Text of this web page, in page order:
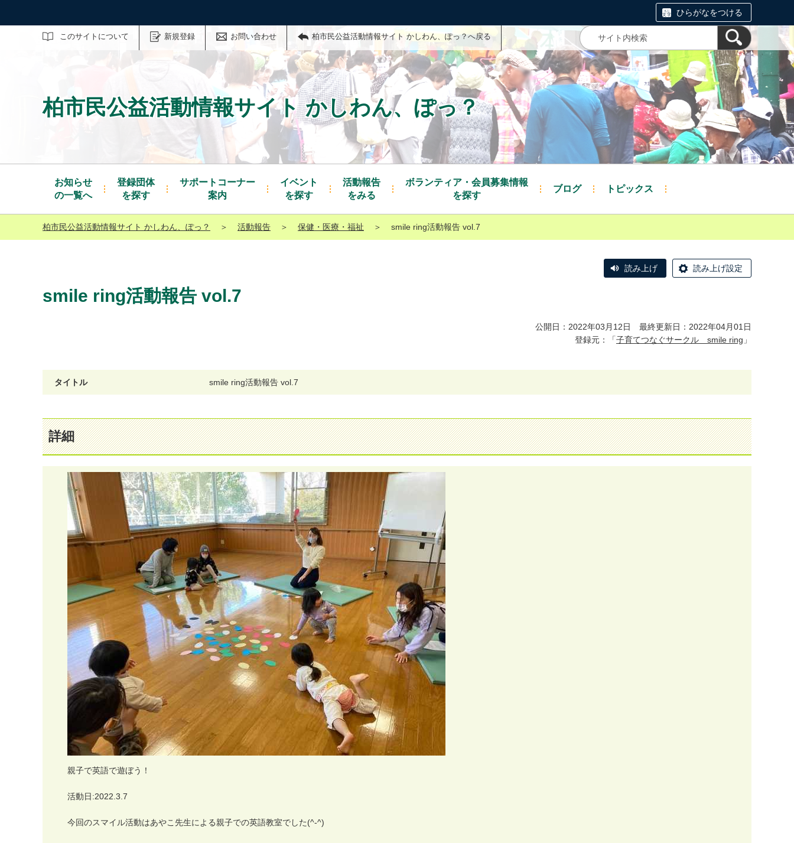
ひらがなをつける
このサイトについて 新規登録 お問い合わせ 柏市民公益活動情報サイト かしわん、ぽっ？へ戻る
サイト内検索
柏市民公益活動情報サイト かしわん、ぽっ？
お知らせ
の一覧へ
登録団体
を探す
サポートコーナー
案内
イベント
を探す
活動報告
をみる
ボランティア・会員募集情報
を探す
ブログ トピックス
柏市民公益活動情報サイト かしわん、ぽっ？ ＞ 活動報告 ＞ 保健・医療・福祉 ＞ smile ring活動報告 vol.7
読み上げ 読み上げ設定
smile ring活動報告 vol.7
公開日：2022年03月12日 最終更新日：2022年04月01日
登録元：「子育てつなぐサークル smile ring 」
タイトル smile ring活動報告 vol 7
詳細
親子で英語で遊ぼう ！
活動日:2022.3.7
今回のスマイル活動はあやこ先生によ る親子での英語教室でした(^-^)